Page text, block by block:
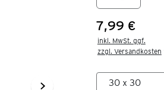
Preis:
7,99 €
inkl. MwSt. ggf.
zzgl. Versandkosten